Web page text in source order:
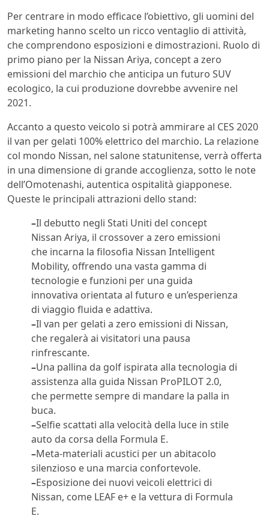
Per centrare in modo efficace l’obiettivo, gli uomini del
marketing hanno scelto un ricco ventaglio di attività,
che comprendono esposizioni e dimostrazioni. Ruolo di
primo piano per la Nissan Ariya, concept a zero
emissioni del marchio che anticipa un futuro SUV
ecologico, la cui produzione dovrebbe avvenire nel
2021.
Accanto a questo veicolo si potrà ammirare al CES 2020
il van per gelati 100% elettrico del marchio. La relazione
col mondo Nissan, nel salone statunitense, verrà offerta
in una dimensione di grande accoglienza, sotto le note
dell’Omotenashi, autentica ospitalità giapponese.
Queste le principali attrazioni dello stand:
–Il debutto negli Stati Uniti del concept
Nissan Ariya, il crossover a zero emissioni
che incarna la filosofia Nissan Intelligent
Mobility, offrendo una vasta gamma di
tecnologie e funzioni per una guida
innovativa orientata al futuro e un’esperienza
di viaggio fluida e adattiva.
–Il van per gelati a zero emissioni di Nissan,
che regalerà ai visitatori una pausa
rinfrescante.
–Una pallina da golf ispirata alla tecnologia di
assistenza alla guida Nissan ProPILOT 2.0,
che permette sempre di mandare la palla in
buca.
–Selfie scattati alla velocità della luce in stile
auto da corsa della Formula E.
–Meta-materiali acustici per un abitacolo
silenzioso e una marcia confortevole.
–Esposizione dei nuovi veicoli elettrici di
Nissan, come LEAF e+ e la vettura di Formula
E.